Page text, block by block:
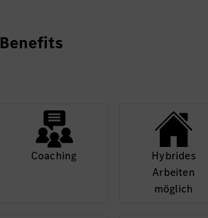
Benefits
Coaching
Hybrides
Arbeiten
möglich